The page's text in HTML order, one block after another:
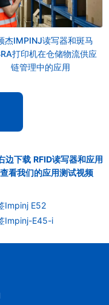
杰IMPINJ读写器和斑马
打印机在仓储物流供应
链管理中的应用
边下载 RFID读写器和应用
看我们的应用测试视频
Impinj E52
Impinj-E45-i